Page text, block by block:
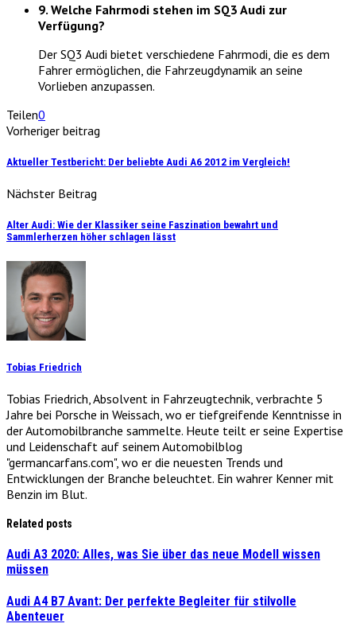
9. Welche Fahrmodi stehen im SQ3 Audi zur
Verfügung?
Der SQ3 Audi bietet verschiedene Fahrmodi, die es dem
Fahrer ermöglichen, die Fahrzeugdynamik an seine
Vorlieben anzupassen.
Teilen0
Vorheriger beitrag
Aktueller Testbericht: Der beliebte Audi A6 2012 im Vergleich!
Nächster Beitrag
Alter Audi: Wie der Klassiker seine Faszination bewahrt und
Sammlerherzen höher schlagen lässt
Tobias Friedrich
Tobias Friedrich, Absolvent in Fahrzeugtechnik, verbrachte 5
Jahre bei Porsche in Weissach, wo er tiefgreifende Kenntnisse in
der Automobilbranche sammelte. Heute teilt er seine Expertise
und Leidenschaft auf seinem Automobilblog
"germancarfans.com", wo er die neuesten Trends und
Entwicklungen der Branche beleuchtet. Ein wahrer Kenner mit
Benzin im Blut.
Related posts
Audi A3 2020: Alles, was Sie über das neue Modell wissen
müssen
Audi A4 B7 Avant: Der perfekte Begleiter für stilvolle
Abenteuer